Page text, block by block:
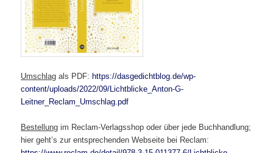
Umschlag als PDF: https://dasgedichtblog.de/wp-
content/uploads/2022/09/Lichtblicke_Anton-G-
Leitner_Reclam_Umschlag.pdf
Bestellung im Reclam-Verlagsshop oder über jede Buchhandlung;
hier geht’s zur entsprechenden Webseite bei Reclam: